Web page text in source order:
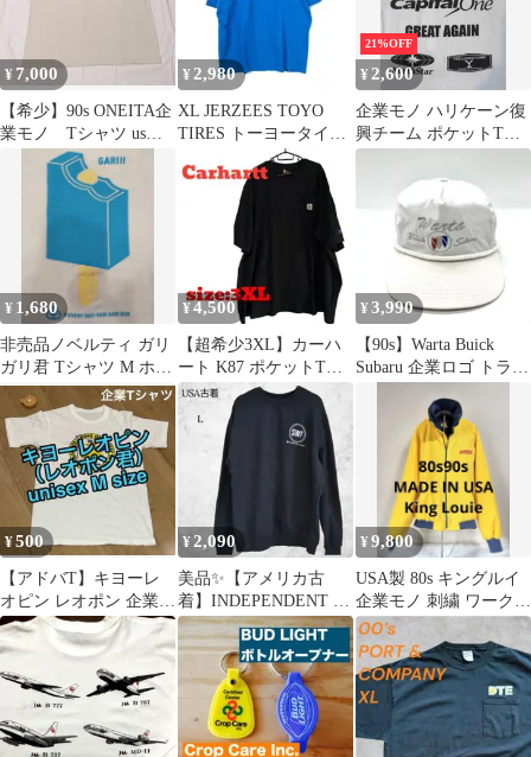
¥ 7,000
【希少】90s ONEITA企
業モノ Tシャツ us
製 シングルステッチ
¥ 2,980
XL JERZEES TOYO
TIRES トーヨータイヤ
ポロシャツ 青 企業
21%OFF
¥ 2,600
企業モノ ハリケーン復
興チーム ポケットTシ
ャツ 両面プリント
¥ 1,680
非売品ノベルティ ガリ
ガリ君 Tシャツ M ホワ
イト 当たり
¥ 4,500
【超希少3XL】カーハ
ート K87 ポケットTシ
ャツ 黒 企業プリント
古着
¥ 3,990
【90s】Warta Buick
Subaru 企業ロゴ トラッ
¥500
【アドバT】キヨーレ
オピン レオポン 企業キ
ャラTシャツ ユニセッ
クスM相当
¥2,090
美品✨【アメリカ古
着】INDEPENDENT ス
ウェット L 裏起毛
¥9,800
USA製 80s キングルイ
企業モノ 刺繍 ワークジ
ャケット 古着 M L 黄